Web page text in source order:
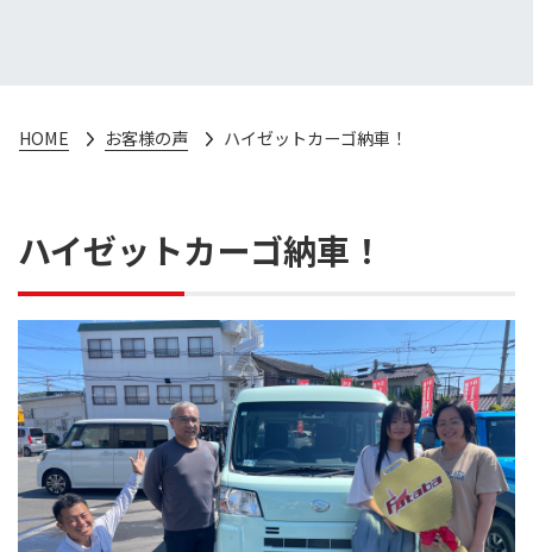
HOME お客様の声 ハイゼットカーゴ納車！
ハイゼットカーゴ納車！